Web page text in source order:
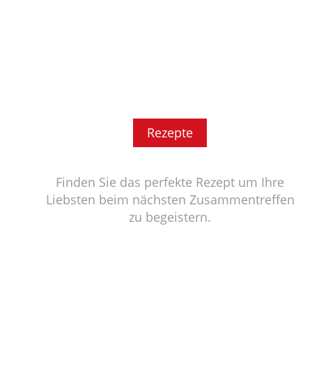
Rezepte
Finden Sie das perfekte Rezept um Ihre
Liebsten beim nächsten Zusammentreffen
zu begeistern.